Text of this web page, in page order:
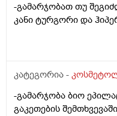
-გამარჯობათ თუ
კანი ტურგორი და
კატეგორია -
-გამარჯობა ბიო
გაკეთების